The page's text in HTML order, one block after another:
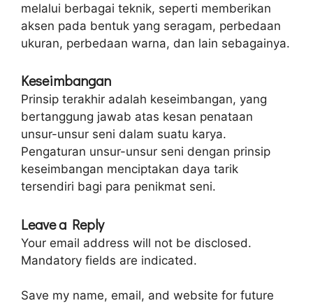
melalui berbagai teknik, seperti memberikan
aksen pada bentuk yang seragam, perbedaan
ukuran, perbedaan warna, dan lain sebagainya.
Keseimbangan
Prinsip terakhir adalah keseimbangan, yang
bertanggung jawab atas kesan penataan
unsur-unsur seni dalam suatu karya.
Pengaturan unsur-unsur seni dengan prinsip
keseimbangan menciptakan daya tarik
tersendiri bagi para penikmat seni.
Leave a Reply
Your email address will not be disclosed.
Mandatory fields are indicated.
Save my name, email, and website for future